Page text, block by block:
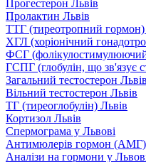
Прогестерон Львів
Пролактин Львів
ТТГ (тиреотропний гормон)
ХГЛ (хоріонічний
ФСГ
ГСПГ (глобулін, що зв'язує
Загальний тестостерон Львів
Вільний тестостерон Львів
ТГ (тиреоглобулін) Львів
Кортизол Львів
Спермограма у Львові
Антимюлерів гормон (АМГ)
Аналізи на гормони у